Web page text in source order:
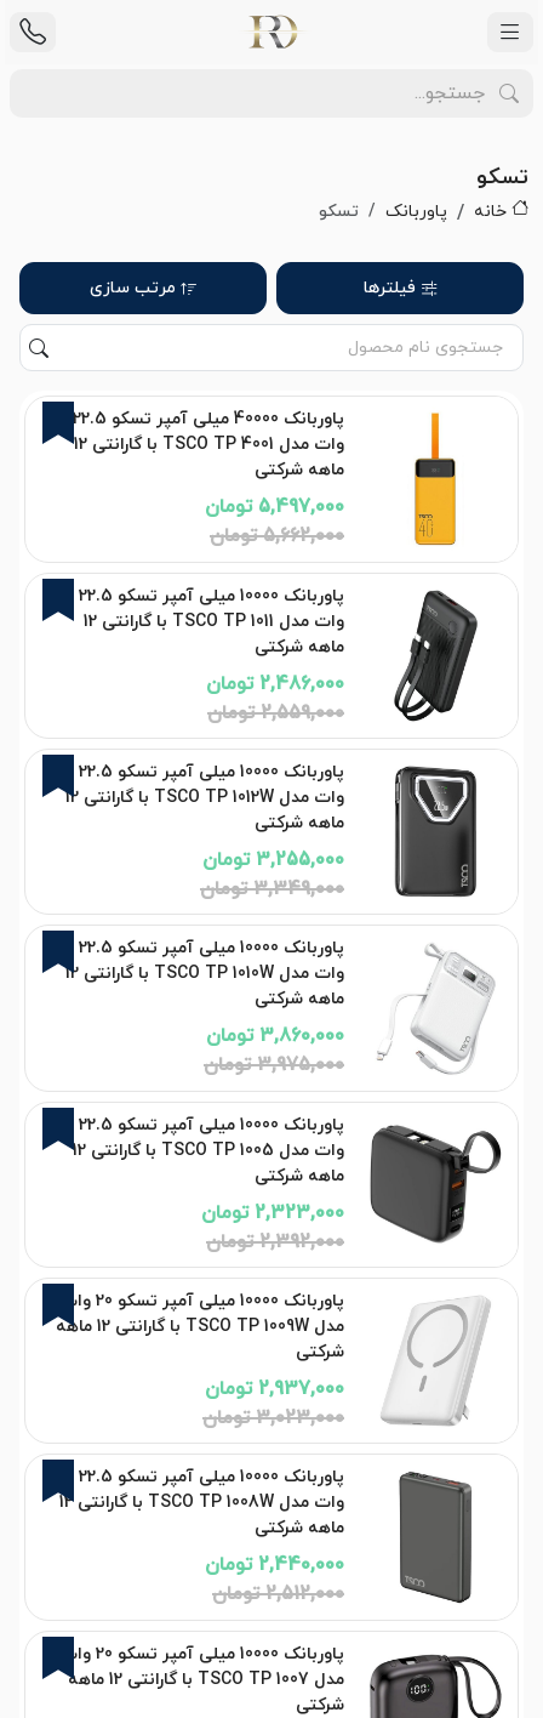
تسکو
خانه پاوربانک تسکو
فیلترها مرتب سازی
3%
پاوربانک 40000 میلی آمپر تسکو 22.5
وات مدل TSCO TP 4001 با گارانتی 12
ماهه شرکتی
5,497,000 تومان
5,662,000 تومان
3%
پاوربانک 10000 میلی آمپر تسکو 22.5
وات مدل TSCO TP 1011 با گارانتی 12
ماهه شرکتی
2,486,000 تومان
2,559,000 تومان
3%
پاوربانک 10000 میلی آمپر تسکو 22.5
وات مدل TSCO TP 1012W با گارانتی 12
ماهه شرکتی
3,255,000 تومان
3,349,000 تومان
3%
پاوربانک 10000 میلی آمپر تسکو 22.5
وات مدل TSCO TP 1010W با گارانتی 12
ماهه شرکتی
3,860,000 تومان
3,975,000 تومان
3%
پاوربانک 10000 میلی آمپر تسکو 22.5
وات مدل TSCO TP 1005 با گارانتی 12
ماهه شرکتی
2,323,000 تومان
2,392,000 تومان
3%
پاوربانک 10000 میلی آمپر تسکو 20 وات
مدل TSCO TP 1009W با گارانتی 12 ماهه
شرکتی
2,937,000 تومان
3,023,000 تومان
3%
پاوربانک 10000 میلی آمپر تسکو 22.5
وات مدل TSCO TP 1008W با گارانتی 12
ماهه شرکتی
2,440,000 تومان
2,512,000 تومان
3%
پاوربانک 10000 میلی آمپر تسکو 20 وات
مدل TSCO TP 1007 با گارانتی 12 ماهه
شرکتی